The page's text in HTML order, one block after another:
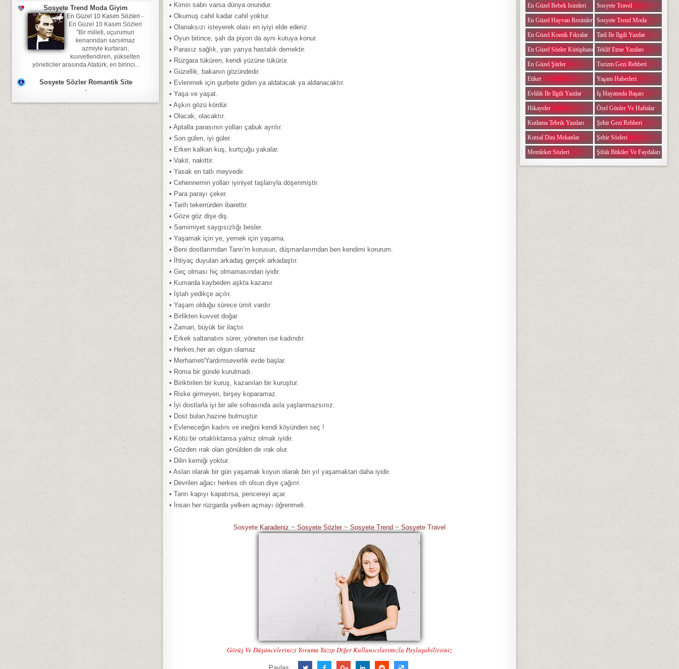
• Kimin sabrı varsa dünya onundur.
• Okumuş cahil kadar cahil yoktur.
• Olanaksızı isteyerek olası en iyiyi elde ederiz
• Oyun bitince, şah da piyon da aynı kutuya konur.
• Parasız sağlık, yarı yarıya hastalık demektir.
• Rüzgara tüküren, kendi yüzüne tükürür.
• Güzellik, bakanın gözündedir.
• Evlenmek için gurbete giden ya aldatacak ya aldanacaktır.
• Yaşa ve yaşat.
• Aşkın gözü kördür.
• Olacak, olacaktır.
• Aptalla parasının yolları çabuk ayrılır.
• Son gülen, iyi güler.
• Erken kalkan kuş, kurtçuğu yakalar.
• Vakit, nakittir.
• Yasak en tatlı meyvedir.
• Cehennemin yolları iyiniyet taşlarıyla döşenmiştir.
• Para parayı çeker.
• Tarih tekerrürden ibarettir.
• Göze göz dişe diş.
• Samimiyet saygısızlığı besler.
• Yaşamak için ye, yemek için yaşama.
• Beni dostlarımdan Tanrı'm korusun, düşmanlarımdan ben kendimi korurum.
• İhtiyaç duyulan arkadaş gerçek arkadaştır.
• Geç olması hiç olmamasından iyidir.
• Kumarda kaybeden aşkta kazanır
• İştah yedikçe açılır.
• Yaşam olduğu sürece ümit vardır.
• Birlikten kuvvet doğar
• Zaman, büyük bir ilaçtır.
• Erkek saltanatını sürer, yöneten ise kadındır.
• Herkes,her an olgun olamaz
• Merhamet/Yardımseverlik evde başlar.
• Roma bir günde kurulmadı.
• Biriktirilen bir kuruş, kazanılan bir kuruştur.
• Riske girmeyen, birşey koparamaz.
• İyi dostlarla iyi bir aile sofrasında asla yaşlanmazsınız.
• Dost bulan,hazine bulmuştur.
• Evleneceğin kadını ve ineğini kendi köyünden seç !
• Kötü bir ortaklıktansa yalnız olmak iyidir.
• Gözden ırak olan gönülden de ırak olur.
• Dilin kemiği yoktur.
• Aslan olarak bir gün yaşamak koyun olarak bin yıl yaşamaktan daha iyidir.
• Devrilen ağacı herkes oh olsun diye çağırır.
• Tanrı kapıyı kapatırsa, pencereyi açar.
• İnsan her rüzgarda yelken açmayı öğrenmeli.
Sosyete Karadeniz ~ Sosyete Sözler ~ Sosyete Trend ~ Sosyete Travel
Görüş Ve Düşüncelerinizi Yoruma Yazıp Diğer Kullanıcılarımızla Paylaşabilirsiniz
Sosyete Trend Moda Giyim
En Güzel 10 Kasım Sözleri -
En Güzel 10 Kasım Sözleri
”Bir milleti, uçurumun
kenarından sarsılmaz
azmiyle kurtaran,
kuvvetlendiren, yükselten
yöneticiler arasında Atatürk, en birinci...
Sosyete Sözler Romantik Site
-
En Güzel Bebek Isimleri
En Güzel Hayvan Resimleri
En Güzel Komik Fıkralar
En Güzel Sözler Kütüphanesi
En Güzel Şiirler
Etiket
Evlilik Ile Ilgili Yazılar
Hikayeler
Kutlama Tebrik Yazıları
Kutsal Dini Mekanlar
Memleket Sözleri
Sosyete Travel
Sosyete Trend Moda
Tatil Ile Ilgili Yazılar
Teklif Etme Yazıları
Turizm Gezi Rehberi
Yaşam Haberleri
Iş Hayatında Başarı
Özel Günler Ve Haftalar
Şehir Gezi Rehberi
Şehir Sözleri
Şifalı Bitkiler Ve Faydaları